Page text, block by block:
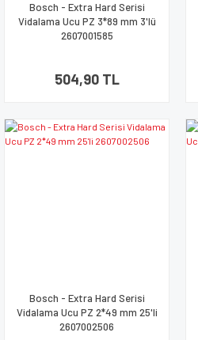
Bosch - Extra Hard Serisi
Vidalama Ucu PZ 3*89 mm 3'lü
2607001585
504,90 TL
Bosch - Extra Hard Serisi
Vidalama Ucu PZ 2*49 mm 25'li
2607002506